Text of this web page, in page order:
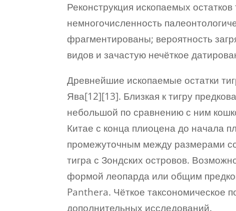
Реконструкция ископаемых
немногочисленность
фрагментированы; вероятность
видов и зачастую нечёткое
Древнейшие ископаемые остатки
Ява[12][13]. Близкая к тигру
небольшой по сравнению с ним
Китае с конца плиоцена до начала
промежуточным между размерами
тигра с Зондских островов.
формой леопарда или общим
Panthera. Чёткое таксономическое
дополнительных исследований.